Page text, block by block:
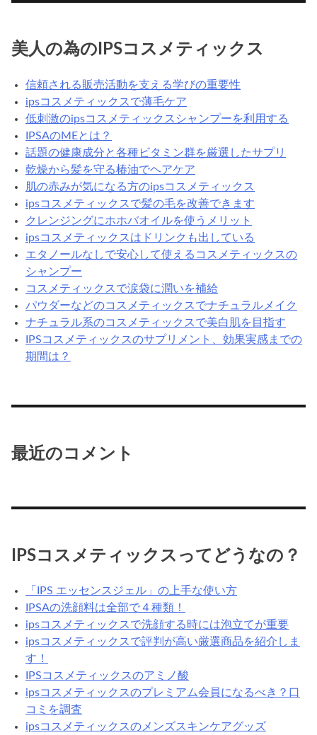
美人の為のIPSコスメティックス
信頼される販売活動を支える学びの重要性
ipsコスメティックスで薄毛ケア
低刺激のipsコスメティックスシャンプーを利用する
IPSAのMEとは？
話題の健康成分と各種ビタミン群を厳選したサプリ
乾燥から髪を守る椿油でヘアケア
肌の赤みが気になる方のipsコスメティックス
ipsコスメティックスで髪の毛を改善できます
クレンジングにホホバオイルを使うメリット
ipsコスメティックスはドリンクも出している
エタノールなしで安心して使えるコスメティックスの
シャンプー
コスメティックスで涙袋に潤いを補給
パウダーなどのコスメティックスでナチュラルメイク
ナチュラル系のコスメティックスで美白肌を目指す
IPSコスメティックスのサプリメント、効果実感までの
期間は？
最近のコメント
IPSコスメティックスってどうなの？
「IPS エッセンスジェル」の上手な使い方
IPSAの洗顔料は全部で４種類！
ipsコスメティックスで洗顔する時には泡立てが重要
ipsコスメティックスで評判が高い厳選商品を紹介しま
す！
IPSコスメティックスのアミノ酸
ipsコスメティックスのプレミアム会員になるべき？口
コミを調査
ipsコスメティックスのメンズスキンケアグッズ